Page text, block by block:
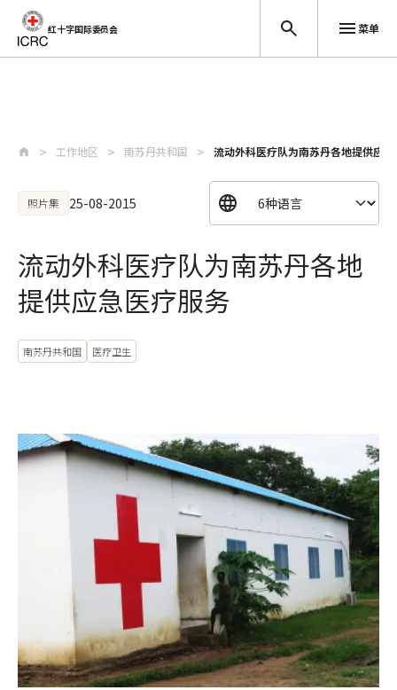
红十字国际委员会 菜单
工作地区 南苏丹共和国 流动外科医疗队为南苏丹各地提供应
照片集 25-08-2015
流动外科医疗队为南苏丹各地
提供应急医疗服务
南苏丹共和国 医疗卫生